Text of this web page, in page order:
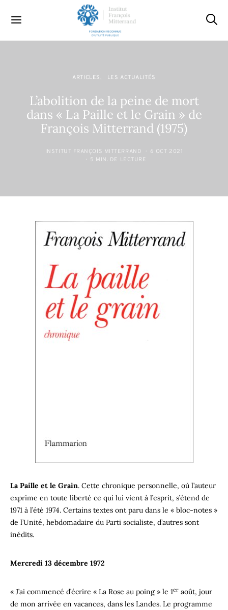
ARTICLES LES ACTUALITÉS
L’abolition de la peine de mort
dans « La Paille et le Grain » de
François Mitterrand (1975)
INSTITUT FRANÇOIS MITTERRAND
6 OCT 2021
5 MIN. DE LECTURE
La Paille et le Grain. Cette chronique personnelle, où l’auteur
exprime en toute liberté ce qui lui vient à l’esprit, s’étend de
1971 à l’été 1974. Certains textes ont paru dans le « bloc-notes »
de l’Unité, hebdomadaire du Parti socialiste, d’autres sont
inédits.
Mercredi 13 décembre 1972
« J’ai commencé d’écrire « La Rose au poing » le 1er août, jour
de mon arrivée en vacances, dans les Landes. Le programme